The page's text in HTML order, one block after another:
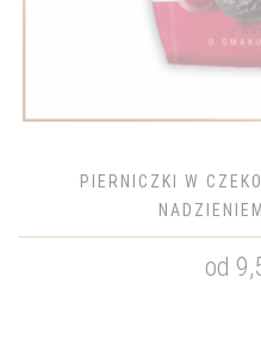
PIERNICZKI W
od